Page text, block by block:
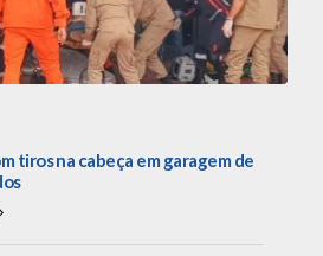
tiros na cabeça em garagem de